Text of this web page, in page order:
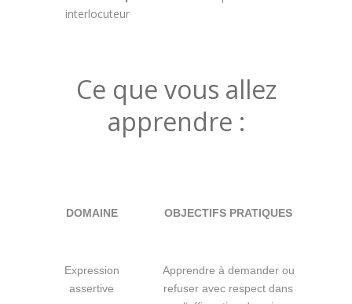
interlocuteur
Ce que vous allez
apprendre :
DOMAINE OBJECTIFS PRATIQUES
Expression
assertive
Apprendre à demander ou
refuser avec respect dans